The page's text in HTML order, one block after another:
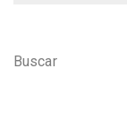
Buscar